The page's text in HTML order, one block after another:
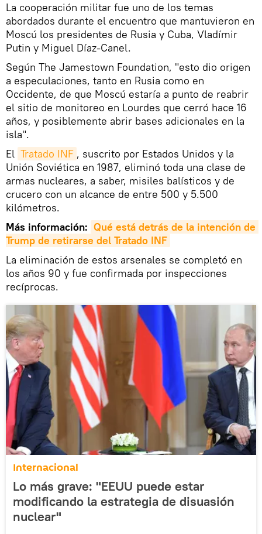
La cooperación militar fue uno de los temas
abordados durante el encuentro que mantuvieron en
Moscú los presidentes de Rusia y Cuba, Vladímir
Putin y Miguel Díaz-Canel.
Según The Jamestown Foundation, "esto dio origen
a especulaciones, tanto en Rusia como en
Occidente, de que Moscú estaría a punto de reabrir
el sitio de monitoreo en Lourdes que cerró hace 16
años, y posiblemente abrir bases adicionales en la
isla".
El Tratado INF , suscrito por Estados Unidos y la
Unión Soviética en 1987, eliminó toda una clase de
armas nucleares, a saber, misiles balísticos y de
crucero con un alcance de entre 500 y 5.500
kilómetros.
Más información: Qué está detrás de la intención de
Trump de retirarse del Tratado INF
La eliminación de estos arsenales se completó en
los años 90 y fue confirmada por inspecciones
recíprocas.
Internacional
Lo más grave: "EEUU puede estar
modificando la estrategia de disuasión
nuclear"